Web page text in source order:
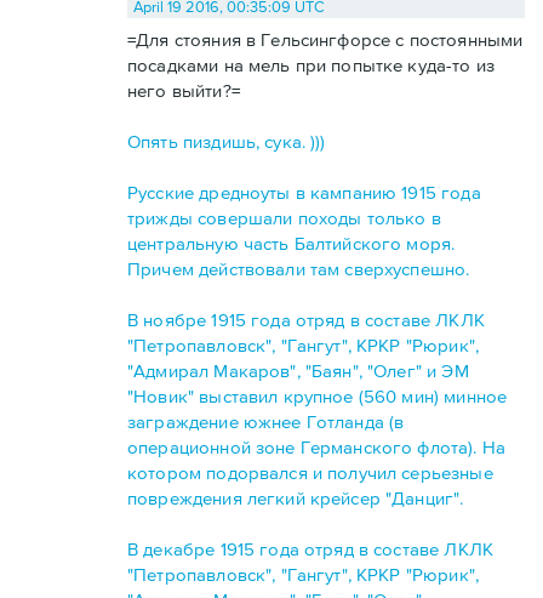
April 19 2016, 00:35:09 UTC
=Для стояния в Гельсингфорсе с постоянными
посадками на мель при попытке куда-то из
него выйти?=
Опять пиздишь, сука. )))
Русские дредноуты в кампанию 1915 года
трижды совершали походы только в
центральную часть Балтийского моря.
Причем действовали там сверхуспешно.
В ноябре 1915 года отряд в составе ЛКЛК
"Петропавловск", "Гангут", КРКР "Рюрик",
"Адмирал Макаров", "Баян", "Олег" и ЭМ
"Новик" выставил крупное (560 мин) минное
заграждение южнее Готланда (в
операционной зоне Германского флота). На
котором подорвался и получил серьезные
повреждения легкий крейсер "Данциг".
В декабре 1915 года отряд в составе ЛКЛК
"Петропавловск", "Гангут", КРКР "Рюрик",